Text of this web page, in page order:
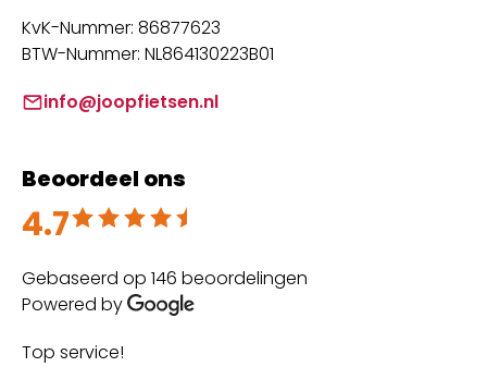
KvK-Nummer: 86877623
BTW-Nummer: NL864130223B01
info@joopfietsen.nl
Beoordeel ons
4.7
Beoordeeld met 4.7 uit 5
Gebaseerd op 146 beoordelingen
Powered by
Top service!